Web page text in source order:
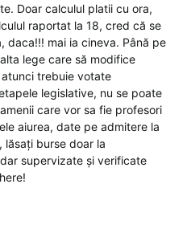
Doar calculul platii cu ora,
raportat la 18, cred că se
daca!!! mai ia cineva. Până pe
lege care să modifice
trebuie votate
legislative, nu se poate
care vor sa fie profesori
aiurea, date pe admitere la
lăsați burse doar la
supervizate și verificate